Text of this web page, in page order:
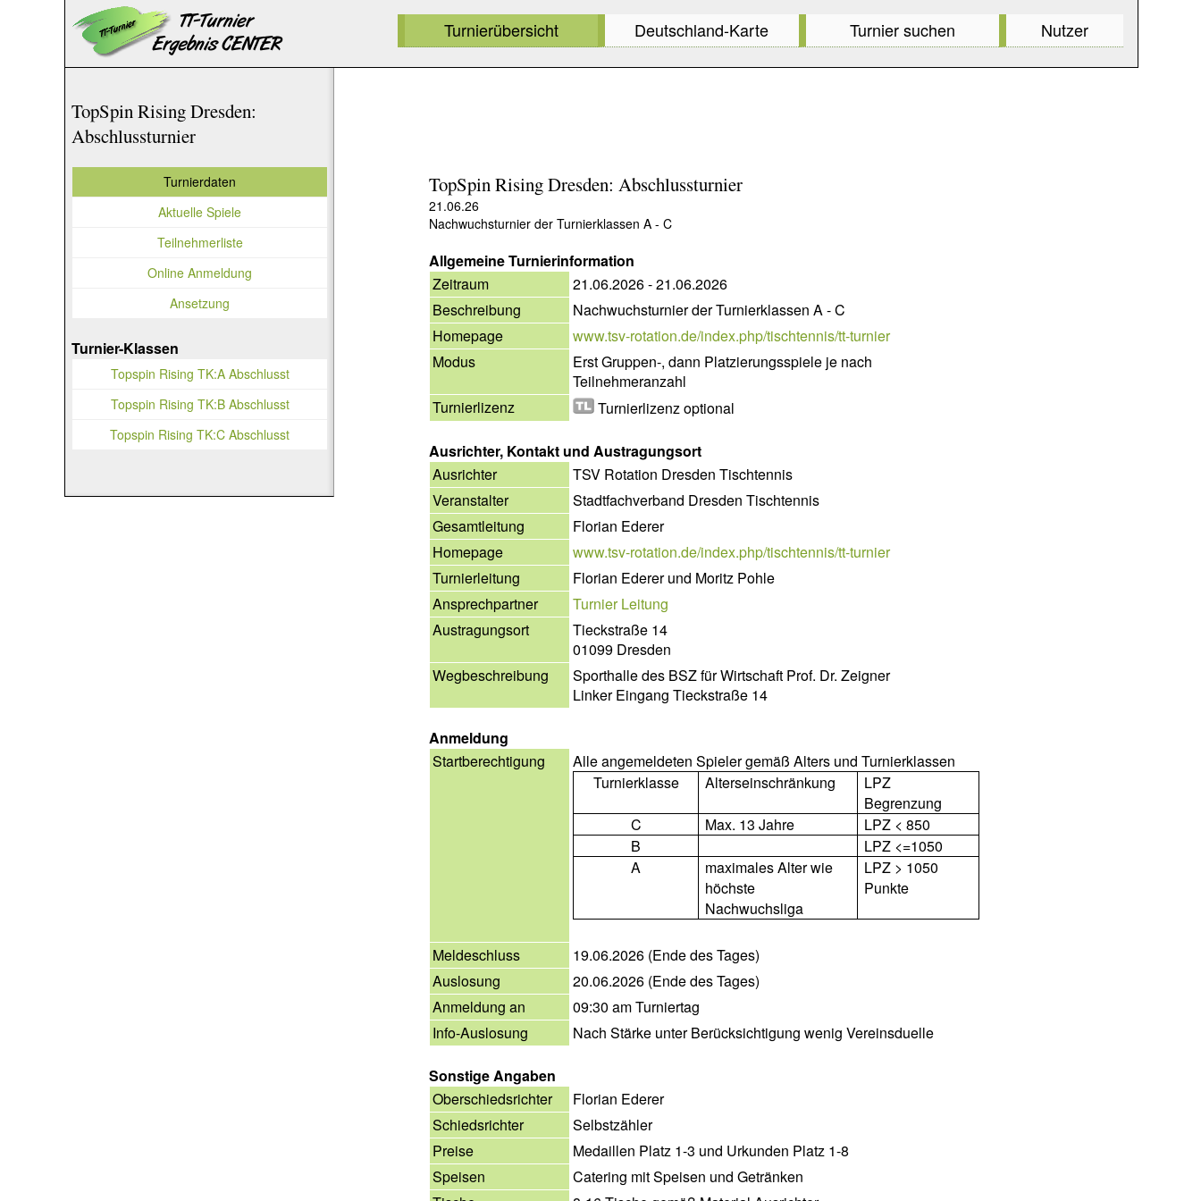
Turnierübersicht Deutschland-Karte Turnier suchen Nutzer
TopSpin Rising Dresden: Abschlussturnier
21.06.26
Nachwuchsturnier der Turnierklassen A - C
Allgemeine Turnierinformation
Zeitraum
21.06.2026 - 21.06.2026
Beschreibung
Nachwuchsturnier der Turnierklassen A - C
Homepage
www.tsv-rotation.de/index.php/tischtennis/tt-turnier
Modus
Erst Gruppen-, dann Platzierungsspiele je nach
Teilnehmeranzahl
Turnierlizenz
Turnierlizenz optional
Ausrichter, Kontakt und Austragungsort
Ausrichter
TSV Rotation Dresden Tischtennis
Veranstalter
Stadtfachverband Dresden Tischtennis
Gesamtleitung
Florian Ederer
Homepage
www.tsv-rotation.de/index.php/tischtennis/tt-turnier
Turnierleitung
Florian Ederer und Moritz Pohle
Ansprechpartner
Turnier Leitung
Austragungsort
Tieckstraße 14
01099 Dresden
Wegbeschreibung
Sporthalle des BSZ für Wirtschaft Prof. Dr. Zeigner
Linker Eingang Tieckstraße 14
Anmeldung
Startberechtigung
Alle angemeldeten Spieler gemäß Alters und Turnierklassen
Turnierklasse
Alterseinschränkung
LPZ
Begrenzung
C
Max. 13 Jahre
LPZ < 850
B
LPZ <=1050
A
maximales Alter wie
höchste
Nachwuchsliga
LPZ > 1050
Punkte
Meldeschluss
19.06.2026 (Ende des Tages)
Auslosung
20.06.2026 (Ende des Tages)
Anmeldung an
09:30 am Turniertag
Info-Auslosung
Nach Stärke unter Berücksichtigung wenig Vereinsduelle
Sonstige Angaben
Oberschiedsrichter
Florian Ederer
Schiedsrichter
Selbstzähler
Preise
Medaillen Platz 1-3 und Urkunden Platz 1-8
Speisen
Catering mit Speisen und Getränken
TopSpin Rising Dresden:
Abschlussturnier
Turnierdaten
Aktuelle Spiele
Teilnehmerliste
Online Anmeldung
Ansetzung
Turnier-Klassen
Topspin Rising TK:A Abschlusst
Topspin Rising TK:B Abschlusst
Topspin Rising TK:C Abschlusst